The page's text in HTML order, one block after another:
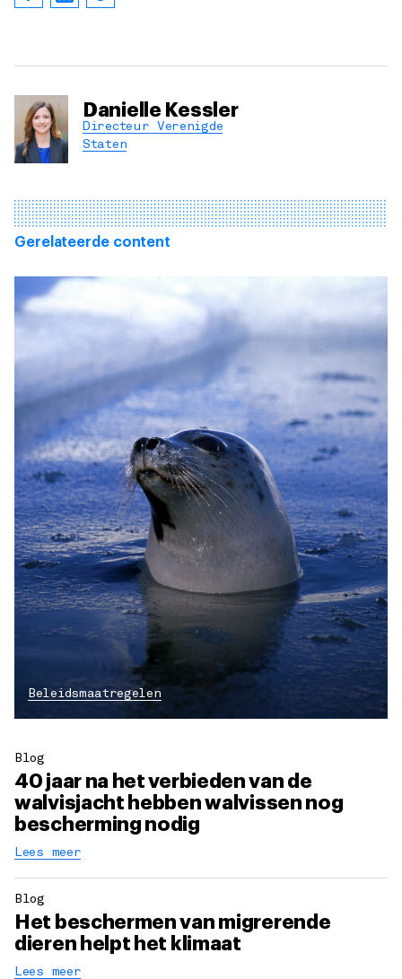
Danielle Kessler
Directeur Verenigde
Staten
Gerelateerde content
Beleidsmaatregelen
Blog
40 jaar na het verbieden van de
walvisjacht hebben walvissen nog
bescherming nodig
Lees meer
Blog
Het beschermen van migrerende
dieren helpt het klimaat
Lees meer